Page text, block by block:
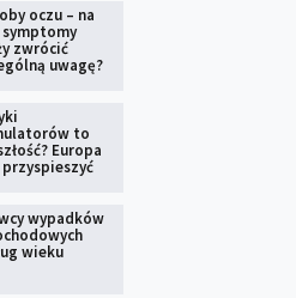
oczu – na
zwrócić
uwagę?
to
Europa
wypadków
wieku